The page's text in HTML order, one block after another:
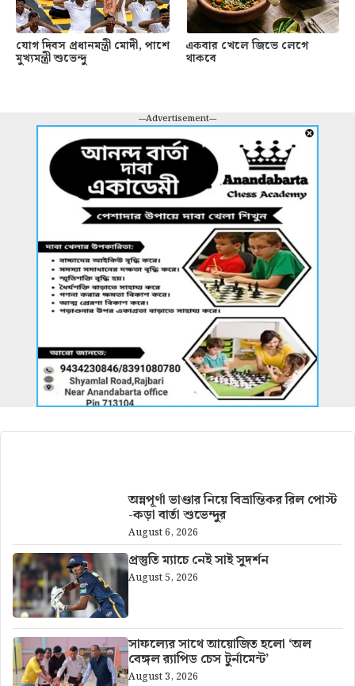
যোগ দিবস প্রধানমন্ত্রী মোদী, পাশে
মুখ্যমন্ত্রী শুভেন্দু
একবার খেলে জিভে লেগে
থাকবে
---Advertisement---
অন্নপূর্ণা ভাণ্ডার নিয়ে বিভ্রান্তিকর রিল পোস্ট
-কড়া বার্তা শুভেন্দুর
August 6, 2026
প্রস্তুতি ম্যাচে নেই সাই সুদর্শন
August 5, 2026
সাফল্যের সাথে আয়োজিত হলো ‘অল
বেঙ্গল র‍্যাপিড চেস টুর্নামেন্ট’
August 3, 2026